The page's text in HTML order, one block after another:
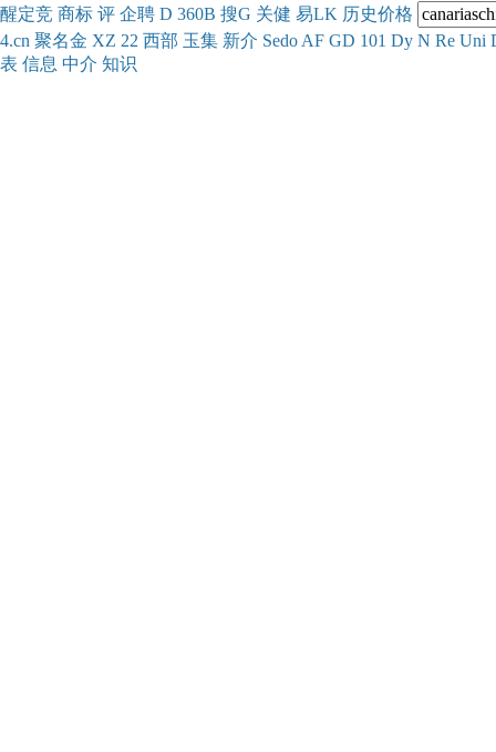
醒定竞 商标 评 企聘 D 360B 搜G 关健 易LK 历史价格
4.cn 聚名金 XZ 22 西部 玉集 新介 Sedo AF GD 101 Dy N Re Uni
表 信息 中介 知识